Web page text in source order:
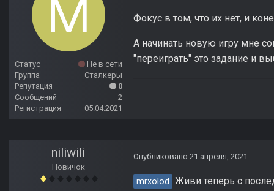
Статус
Не в сети
Группа
Сталкеры
Репутация
0
Сообщений
2
Регистрация
05.04.2021
Фокус в том, что их нет, и
А начинать новую игру мне
"переиграть" это задание и
niliwili
Новичок
Опубликовано 21 апреля, 2021
mrxolod Живи теперь с